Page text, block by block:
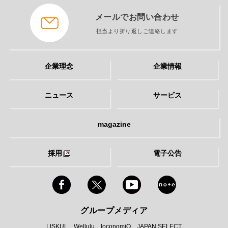
メールでお問い合わせ
担当より折り返しご連絡します
企業理念 企業情報
ニュース サービス
magazine
採用 電子公告
グループメディア